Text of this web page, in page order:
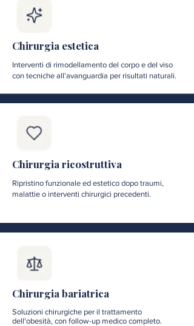
Chirurgia estetica
Interventi di rimodellamento del corpo e del viso
con tecniche all'avanguardia per risultati naturali.
Chirurgia ricostruttiva
Ripristino funzionale ed estetico dopo traumi,
malattie o interventi chirurgici precedenti.
Chirurgia bariatrica
Soluzioni chirurgiche per il trattamento
dell'obesità, con follow-up medico completo.